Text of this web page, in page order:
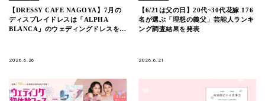
【DRESSY CAFE NAGOYA】7月の
ディスプレイドレスは「ALPHA
BLANCA」のウェディングドレスを期
2026.6.26
【6/21は父の日】20代~30代花嫁 176
名が選ぶ「理想の義父」芸能人ランキ
ング調査結果を発表
2026.6.21